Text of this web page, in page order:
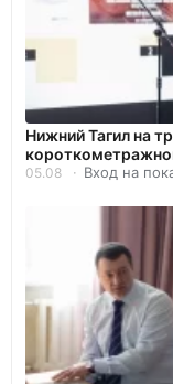
Нижний Тагил на
05.08 Вход на